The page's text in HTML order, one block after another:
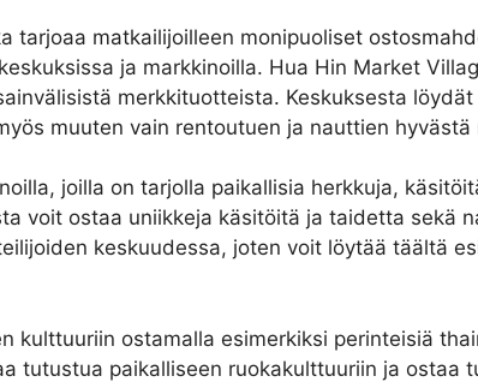
tarjoaa matkailijoilleen monipuoliset
ja markkinoilla. Hua Hin Market
merkkituotteista. Keskuksesta
muuten vain rentoutuen ja nauttien hyvästä
joilla on tarjolla paikallisia herkkuja,
voit ostaa uniikkeja käsitöitä ja taidetta sekä
keskuudessa, joten voit löytää täältä
kulttuuriin ostamalla esimerkiksi perinteisiä
tutustua paikalliseen ruokakulttuuriin ja ostaa